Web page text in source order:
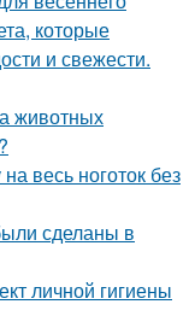
которые
и свежести.
животных
весь ноготок без
сделаны в
личной гигиены